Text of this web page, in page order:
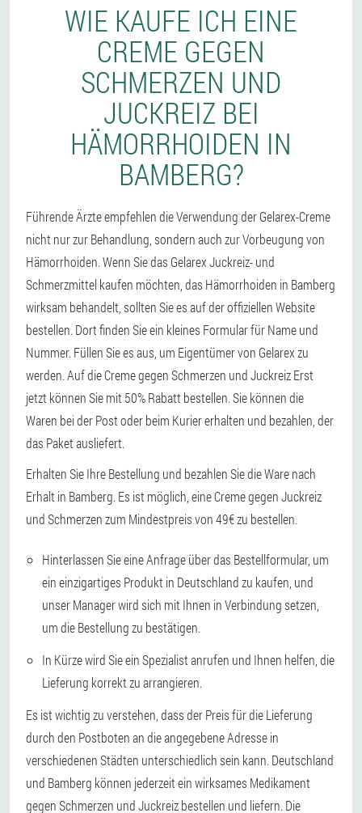
WIE KAUFE ICH EINE
CREME GEGEN
SCHMERZEN UND
JUCKREIZ BEI
HÄMORRHOIDEN IN
BAMBERG?
Führende Ärzte empfehlen die Verwendung der Gelarex-Creme
nicht nur zur Behandlung, sondern auch zur Vorbeugung von
Hämorrhoiden. Wenn Sie das Gelarex Juckreiz- und
Schmerzmittel kaufen möchten, das Hämorrhoiden in Bamberg
wirksam behandelt, sollten Sie es auf der offiziellen Website
bestellen. Dort finden Sie ein kleines Formular für Name und
Nummer. Füllen Sie es aus, um Eigentümer von Gelarex zu
werden. Auf die Creme gegen Schmerzen und Juckreiz Erst
jetzt können Sie mit 50% Rabatt bestellen. Sie können die
Waren bei der Post oder beim Kurier erhalten und bezahlen, der
das Paket ausliefert.
Erhalten Sie Ihre Bestellung und bezahlen Sie die Ware nach
Erhalt in Bamberg. Es ist möglich, eine Creme gegen Juckreiz
und Schmerzen zum Mindestpreis von 49€ zu bestellen.
Hinterlassen Sie eine Anfrage über das Bestellformular, um
ein einzigartiges Produkt in Deutschland zu kaufen, und
unser Manager wird sich mit Ihnen in Verbindung setzen,
um die Bestellung zu bestätigen.
In Kürze wird Sie ein Spezialist anrufen und Ihnen helfen, die
Lieferung korrekt zu arrangieren.
Es ist wichtig zu verstehen, dass der Preis für die Lieferung
durch den Postboten an die angegebene Adresse in
verschiedenen Städten unterschiedlich sein kann. Deutschland
und Bamberg können jederzeit ein wirksames Medikament
gegen Schmerzen und Juckreiz bestellen und liefern. Die